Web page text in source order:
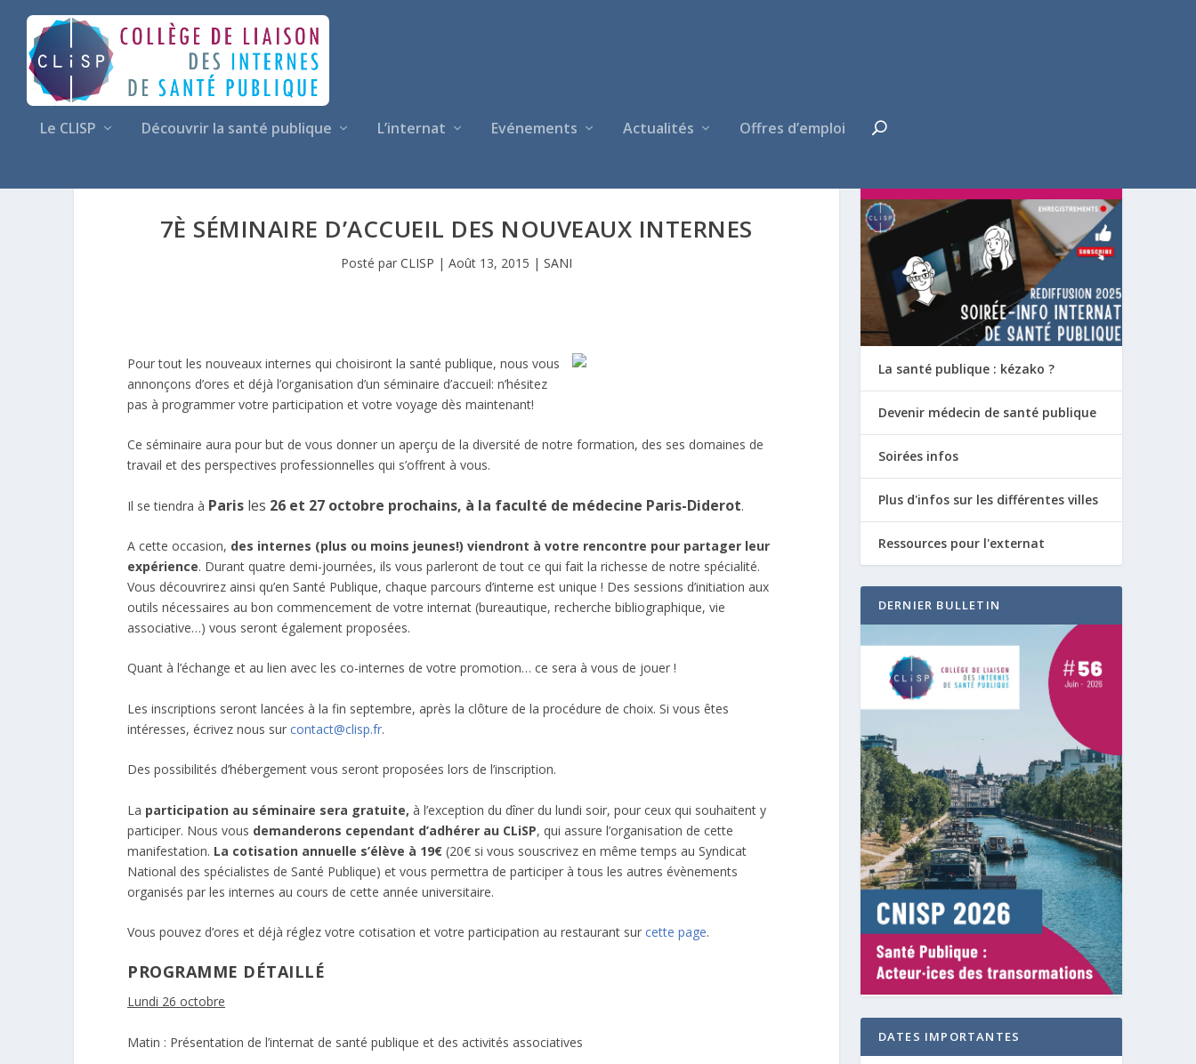
Le CLISP Découvrir la santé publique L’internat Evénements Actualités Offres d’emploi
7È SÉMINAIRE D’ACCUEIL DES NOUVEAUX INTERNES
Posté par CLISP | Août 13, 2015 | SANI
Pour tout les nouveaux internes qui choisiront la santé publique, nous vous
annonçons d’ores et déjà l’organisation d’un séminaire d’accueil: n’hésitez
pas à programmer votre participation et votre voyage dès maintenant!
Ce séminaire aura pour but de vous donner un aperçu de la diversité de notre formation, des ses domaines de
travail et des perspectives professionnelles qui s’offrent à vous.
Il se tiendra à Paris les 26 et 27 octobre prochains, à la faculté de médecine Paris-Diderot.
A cette occasion, des internes (plus ou moins jeunes!) viendront à votre rencontre pour partager leur
expérience. Durant quatre demi-journées, ils vous parleront de tout ce qui fait la richesse de notre spécialité.
Vous découvrirez ainsi qu’en Santé Publique, chaque parcours d’interne est unique ! Des sessions d’initiation aux
outils nécessaires au bon commencement de votre internat (bureautique, recherche bibliographique, vie
associative…) vous seront également proposées.
Quant à l’échange et au lien avec les co-internes de votre promotion… ce sera à vous de jouer !
Les inscriptions seront lancées à la fin septembre, après la clôture de la procédure de choix. Si vous êtes
intéresses, écrivez nous sur contact@clisp.fr.
Des possibilités d’hébergement vous seront proposées lors de l’inscription.
La participation au séminaire sera gratuite, à l’exception du dîner du lundi soir, pour ceux qui souhaitent y
participer. Nous vous demanderons cependant d’adhérer au CLiSP, qui assure l’organisation de cette
manifestation. La cotisation annuelle s’élève à 19€ (20€ si vous souscrivez en même temps au Syndicat
National des spécialistes de Santé Publique) et vous permettra de participer à tous les autres évènements
organisés par les internes au cours de cette année universitaire.
Vous pouvez d’ores et déjà réglez votre cotisation et votre participation au restaurant sur cette page.
PROGRAMME DÉTAILLÉ
Lundi 26 octobre
Matin : Présentation de l’internat de santé publique et des activités associatives
La santé publique : kézako ?
Devenir médecin de santé publique
Soirées infos
Plus d'infos sur les différentes villes
Ressources pour l'externat
DERNIER BULLETIN
DATES IMPORTANTES